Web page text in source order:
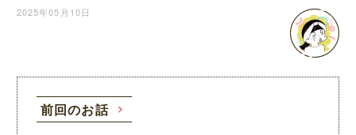
2025年05月10日
前回のお話